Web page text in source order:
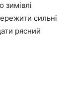
зимівлі
сильні
рясний